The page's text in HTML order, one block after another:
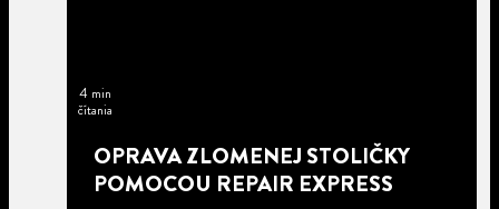
4 min
čítania
OPRAVA ZLOMENEJ STOLIČKY
POMOCOU REPAIR EXPRESS